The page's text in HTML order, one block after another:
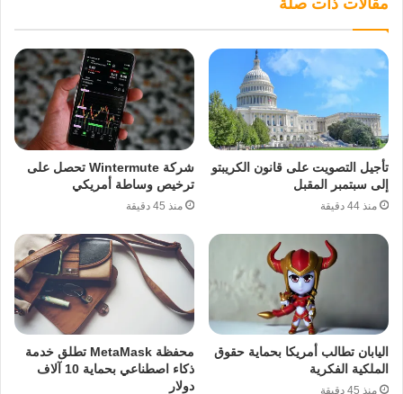
تأجيل التصويت على قانون الكريبتو
إلى سبتمبر المقبل
منذ 44 دقيقة
شركة Wintermute تحصل على
ترخيص وساطة أمريكي
منذ 45 دقيقة
اليابان تطالب أمريكا بحماية حقوق
الملكية الفكرية
منذ 45 دقيقة
محفظة MetaMask تطلق خدمة
ذكاء اصطناعي بحماية 10 آلاف
دولار